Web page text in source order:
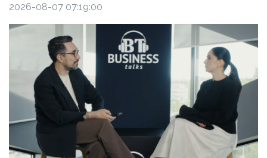
2026-08-07 07:19:00